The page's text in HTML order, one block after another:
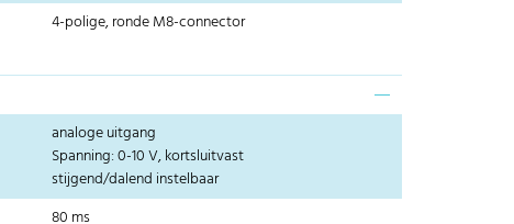
4-polige, ronde M8-connector
analoge uitgang
Spanning: 0-10 V, kortsluitvast
stijgend/dalend instelbaar
80 ms